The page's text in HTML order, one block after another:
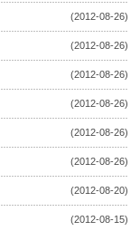
(2012-08-26)
(2012-08-26)
(2012-08-26)
(2012-08-26)
(2012-08-26)
(2012-08-26)
(2012-08-20)
(2012-08-15)